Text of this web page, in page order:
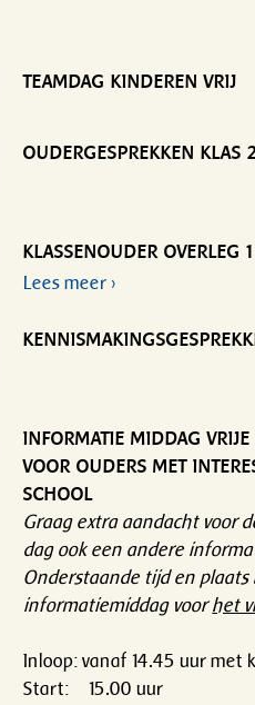
TEAMDAG KINDEREN VRIJ
OUDERGESPREKKEN
KLASSENOUDER OVERLEG
Lees meer ›
INFORMATIE MIDDAG
VOOR OUDERS MET
SCHOOL
Graag extra aandacht voor
dag ook een andere
Onderstaande tijd en
informatiemiddag voorhet
Inloop: vanaf 14.45 uur met
Start: 15.00 uur